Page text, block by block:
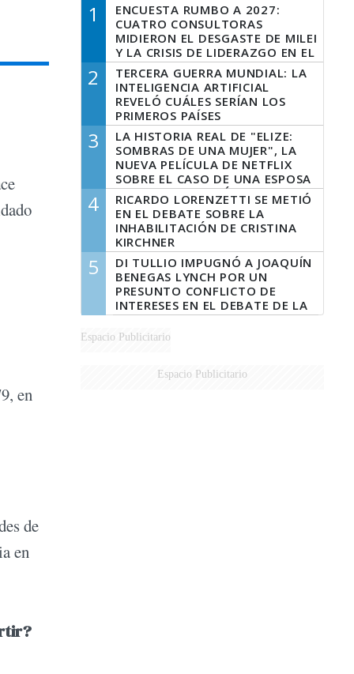
en
de
en
1
ENCUESTA RUMBO A 2027:
CUATRO CONSULTORAS
MIDIERON EL DESGASTE DE MILEI
Y LA CRISIS DE LIDERAZGO EN EL
PERONISMO
2
TERCERA GUERRA MUNDIAL: LA
INTELIGENCIA ARTIFICIAL
REVELÓ CUÁLES SERÍAN LOS
PRIMEROS PAÍSES
LATINOAMERICANOS EN SER
DERROTADOS
3
LA HISTORIA REAL DE "ELIZE:
SOMBRAS DE UNA MUJER", LA
NUEVA PELÍCULA DE NETFLIX
SOBRE EL CASO DE UNA ESPOSA
QUE DESCUARTIZÓ A SU
MARIDO
4
RICARDO LORENZETTI SE METIÓ
EN EL DEBATE SOBRE LA
INHABILITACIÓN DE CRISTINA
KIRCHNER
5
DI TULLIO IMPUGNÓ A JOAQUÍN
BENEGAS LYNCH POR UN
PRESUNTO CONFLICTO DE
INTERESES EN EL DEBATE DE LA
LEY DE TIERRAS
Espacio Publicitario
Espacio Publicitario